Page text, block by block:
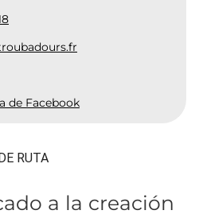
de Facebook
RUTA
a la creación